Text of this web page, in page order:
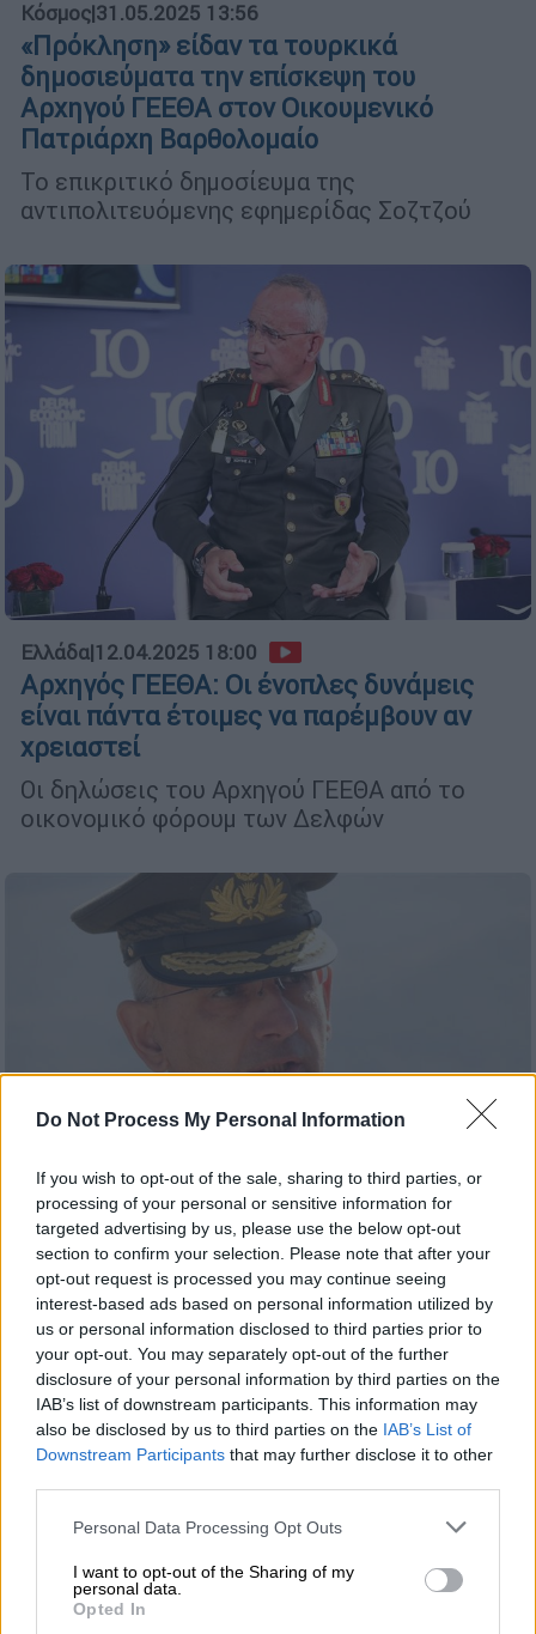
Do Not Process My Personal Information
If you wish to opt-out of the sale, sharing to third parties, or
processing of your personal or sensitive information for
targeted advertising by us, please use the below opt-out
section to confirm your selection. Please note that after your
opt-out request is processed you may continue seeing
interest-based ads based on personal information utilized by
us or personal information disclosed to third parties prior to
your opt-out. You may separately opt-out of the further
disclosure of your personal information by third parties on the
IAB’s list of downstream participants. This information may
also be disclosed by us to third parties on the IAB’s List of
Downstream Participants that may further disclose it to other
Please note that this website/app uses one or more Google
not limited to your visit or usage behaviour. You may click to
grant or deny consent to Google and its third-party tags to
use your data for below specified purposes in below Google
Personal Data Processing Opt Outs
I want to opt-out of the Sharing of my
personal data.
Opted In
Κόσμος|31.05.2025 13:56
«Πρόκληση» είδαν τα τουρκικά
δημοσιεύματα την επίσκεψη του
Αρχηγού ΓΕΕΘΑ στον Οικουμενικό
Πατριάρχη Βαρθολομαίο
Το επικριτικό δημοσίευμα της
αντιπολιτευόμενης εφημερίδας Σοζτζού
Ελλάδα|12.04.2025 18:00
Αρχηγός ΓΕΕΘΑ: Οι ένοπλες δυνάμεις
είναι πάντα έτοιμες να παρέμβουν αν
χρειαστεί
Οι δηλώσεις του Αρχηγού ΓΕΕΘΑ από το
οικονομικό φόρουμ των Δελφών
Πολιτική|15.01.2024 23:30
Την Τρίτη, παρουσία Δένδια η τελετή
παράδοσης - παραλαβής στο ΓΕΕΘΑ
Στις 10 το πρωί η τελετή στη Στρατιωτική
Σχολή Ευελπίδων